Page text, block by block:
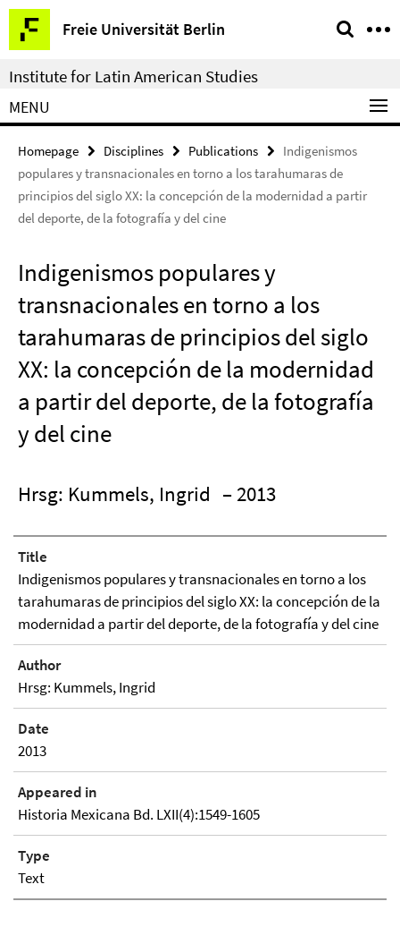
Springe
direkt
zu
Inhalt
Freie Universität Berlin
Service
Navigation
Institute for Latin American Studies
MENU
Homepage Disciplines Publications
Indigenismos
populares y transnacionales en torno a los tarahumaras de
principios del siglo XX: la concepción de la modernidad a partir
del deporte, de la fotografía y del cine
Indigenismos populares y
transnacionales en torno a los
tarahumaras de principios del siglo
XX: la concepción de la modernidad
a partir del deporte, de la fotografía
y del cine
Hrsg: Kummels, Ingrid – 2013
Title
Indigenismos populares y transnacionales en torno a los
tarahumaras de principios del siglo XX: la concepción de la
modernidad a partir del deporte, de la fotografía y del cine
Author
Hrsg: Kummels, Ingrid
Date
2013
Appeared in
Historia Mexicana Bd. LXII(4):1549-1605
Type
Text